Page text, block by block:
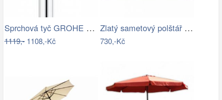
Sprchová tyč GROHE Euphoria Neutral…
1119,-1108,-Kč
Zlatý sametový polštář s pleteným lemem…
730,-Kč